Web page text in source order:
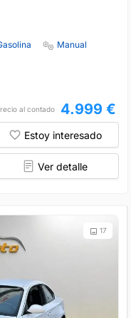
Manual
al contado 4.999 €
Estoy interesado
Ver detalle
17